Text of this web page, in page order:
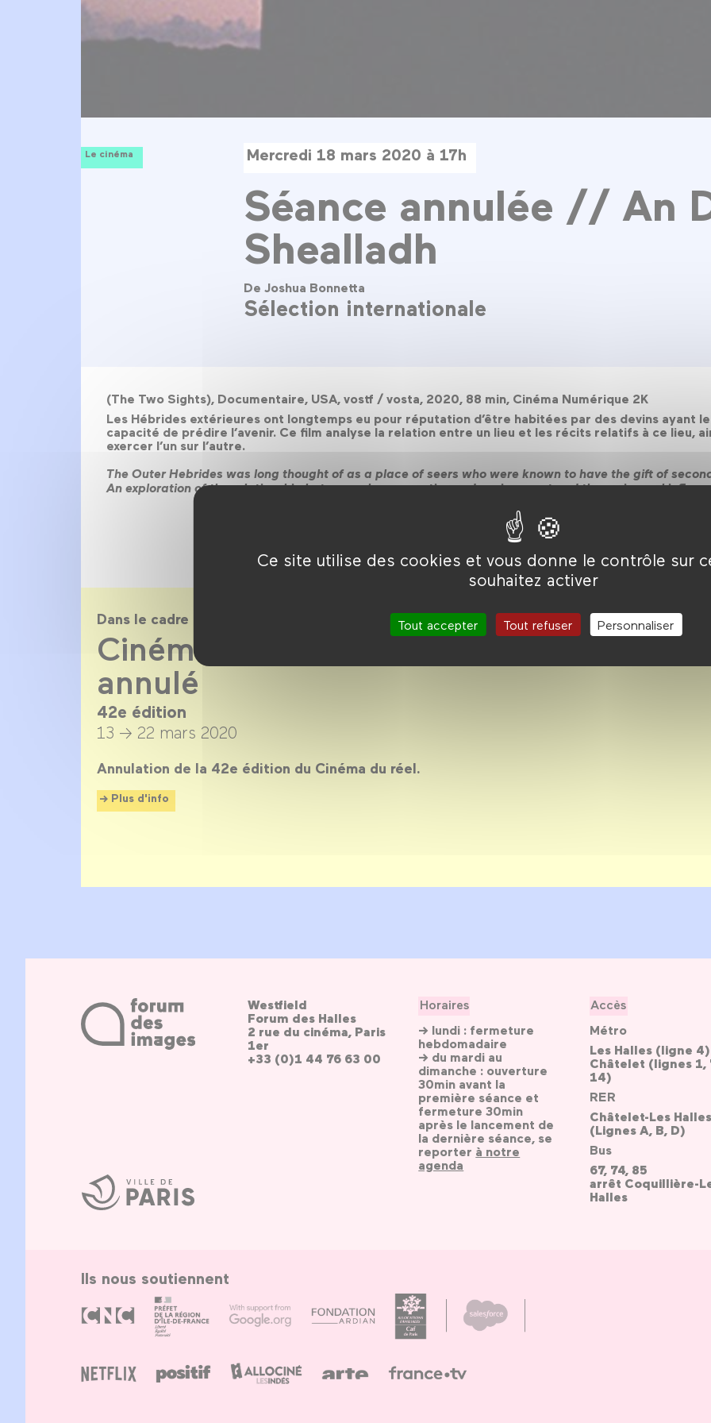
Ce site utilise des cookies et vous donne le contrôle sur
souhaitez activer
Tout accepter Tout refuser Personnaliser
Le cinéma Mercredi 18 mars 2020 à 17h
Séance annulée // An
Shealladh
De Joshua Bonnetta
Sélection internationale
(The Two Sights), Documentaire, USA, vostf / vosta, 2020, 88 min, Cinéma Numérique 2K
Les Hébrides extérieures ont longtemps eu pour réputation d’être habitées par des devins ayant
capacité de prédire l’avenir. Ce film analyse la relation entre un lieu et les récits relatifs à ce lieu,
exercer l’un sur l’autre.
The Outer Hebrides was long thought of as a place of seers who were known to have the gift of
An exploration of the relationship between place narrative and environment and the reciprocal
Dans le cadre de
Cinéma du réel 2020 //
annulé
42e édition
13 → 22 mars 2020
Annulation de la 42e édition du Cinéma du réel.
Plus d'info
Ville
de
Paris
Westfield
Forum des Halles
2 rue du cinéma, Paris
1er
+33 (0)1 44 76 63 00
Horaires
→ lundi : fermeture
hebdomadaire
→ du mardi au
dimanche : ouverture
30min avant la
première séance et
fermeture 30min
après le lancement de
la dernière séance, se
reporter à notre
agenda
Accès
Métro
Les Halles (ligne 4)
Châtelet (lignes 1,
14)
RER
Châtelet-Les Halles
(Lignes A, B, D)
Bus
67, 74, 85
arrêt Coquillière-
Halles
Ils nous soutiennent